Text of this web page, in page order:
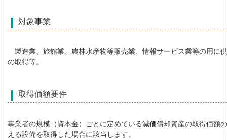
対象事業
製造業、旅館業、農林水産物等販売業、情報サービス業等の用に
の取得等。
取得価額要件
事業者の規模（資本金）ごとに定めている減価償却資産の取得価額
える設備を取得した場合に該当します。